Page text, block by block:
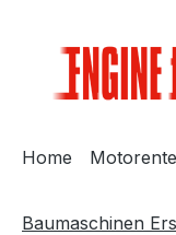
Home
Baumaschinen